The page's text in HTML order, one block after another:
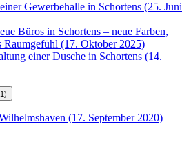
Gewerbehalle in Schortens (25. Juni
Büros in Schortens – neue Farben,
Raumgefühl (17. Oktober 2025)
einer Dusche in Schortens (14.
(17. September 2020)